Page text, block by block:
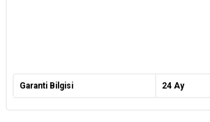
Garanti Bilgisi 24 Ay